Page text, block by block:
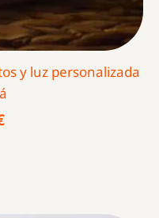
y luz personalizada